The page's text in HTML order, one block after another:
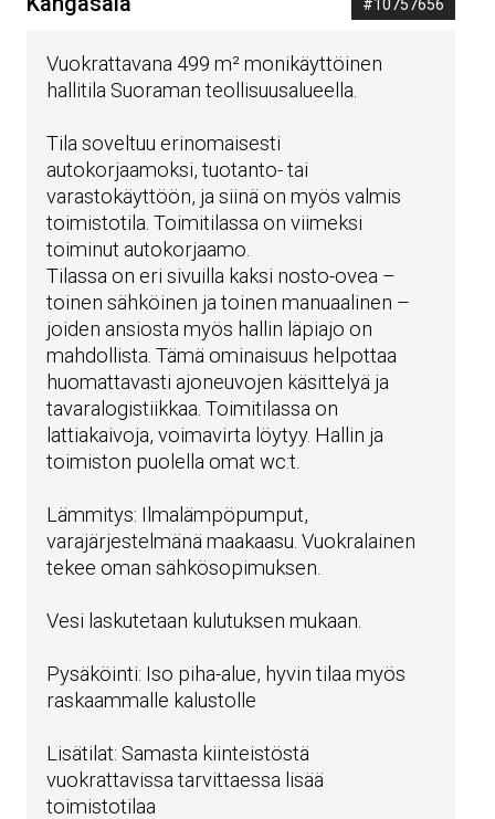
#10757656
Vuokrattavana 499 m² monikäyttöinen
hallitila Suoraman teollisuusalueella.
Tila soveltuu erinomaisesti
autokorjaamoksi, tuotanto- tai
varastokäyttöön, ja siinä on myös valmis
toimistotila. Toimitilassa on viimeksi
toiminut autokorjaamo.
Tilassa on eri sivuilla kaksi nosto-ovea –
toinen sähköinen ja toinen manuaalinen –
joiden ansiosta myös hallin läpiajo on
mahdollista. Tämä ominaisuus helpottaa
huomattavasti ajoneuvojen käsittelyä ja
tavaralogistiikkaa. Toimitilassa on
lattiakaivoja, voimavirta löytyy. Hallin ja
toimiston puolella omat wc:t.
Lämmitys: Ilmalämpöpumput,
varajärjestelmänä maakaasu. Vuokralainen
tekee oman sähkösopimuksen.
Vesi laskutetaan kulutuksen mukaan.
Pysäköinti: Iso piha-alue, hyvin tilaa myös
raskaammalle kalustolle
Lisätilat: Samasta kiinteistöstä
vuokrattavissa tarvittaessa lisää
toimistotilaa